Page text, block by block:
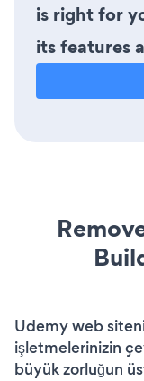
is right for
its features
Udemy web
işletmelerinizin
büyük zorluğun